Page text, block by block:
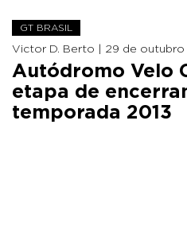
GT BRASIL
Victor D. Berto | 29 de outubro
Autódromo Velo
etapa de
temporada 2013